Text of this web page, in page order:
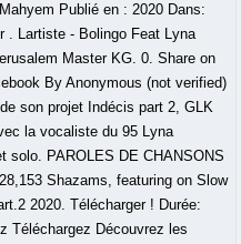
. Lartiste - Bolingo Feat Lyna
Master KG. 0. Share on
By Anonymous (not verified)
son projet Indécis part 2, GLK
la vocaliste du 95 Lyna
solo. PAROLES DE CHANSONS
Shazams, featuring on Slow
2020. Télécharger ! Durée:
Téléchargez Découvrez les